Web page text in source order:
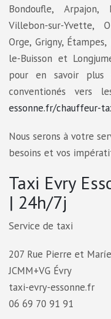
Bondoufle, Arpajon,
Villebon-sur-Yvette,
Orge, Grigny,
le-Buisson et
pour en savoir plus
conventionés vers
essonne.fr/chauffeur-
Nous serons à votre
besoins et vos
Taxi Evry
| 24h/7j
Service de taxi
207 Rue Pierre et
JCMM+VG Évry
taxi-evry-essonne.fr
06 69 70 91 91